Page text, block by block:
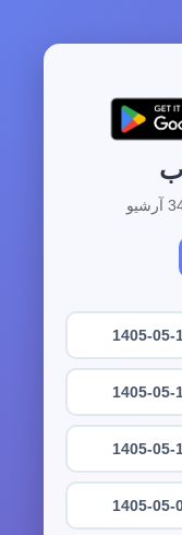
1405-05-
1405-05-
1405-05-
1405-05-